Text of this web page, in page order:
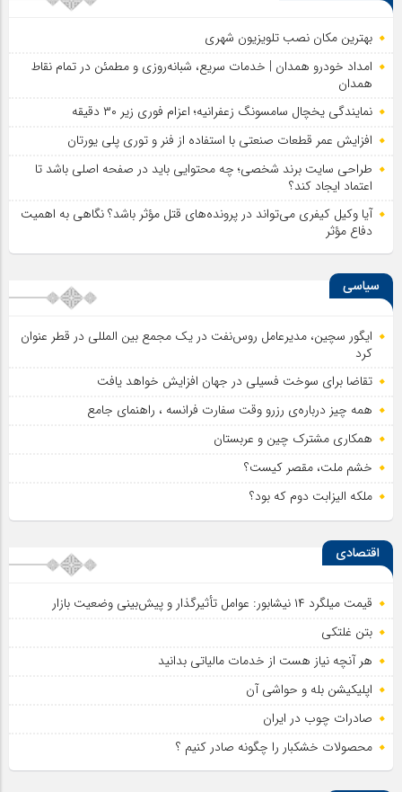
بهترین مکان نصب تلویزیون شهری
امداد خودرو همدان | خدمات سریع، شبانه‌روزی و مطمئن در تمام نقاط
همدان
نمایندگی یخچال سامسونگ زعفرانیه؛ اعزام فوری زیر ۳۰ دقیقه
افزایش عمر قطعات صنعتی با استفاده از فنر و توری پلی یورتان
طراحی سایت برند شخصی؛ چه محتوایی باید در صفحه اصلی باشد تا
اعتماد ایجاد کند؟
آیا وکیل کیفری می‌تواند در پرونده‌های قتل مؤثر باشد؟ نگاهی به اهمیت
دفاع مؤثر
سیاسی
ایگور سچین، مدیرعامل روس‌نفت در یک مجمع بین المللی در قطر عنوان
کرد
تقاضا برای سوخت فسیلی در جهان افزایش خواهد یافت
همه چیز درباره‌ی رزرو وقت سفارت فرانسه ، راهنمای جامع
همکاری مشترک چین و عربستان
خشم ملت، مقصر کیست؟
ملکه الیزابت دوم که بود؟
اقتصادی
قیمت میلگرد ۱۴ نیشابور: عوامل تأثیرگذار و پیش‌بینی وضعیت بازار
بتن غلتکی
هر آنچه نیاز هست از خدمات مالیاتی بدانید
اپلیکیشن بله و حواشی آن
صادرات چوب در ایران
محصولات خشکبار را چگونه صادر کنیم ؟